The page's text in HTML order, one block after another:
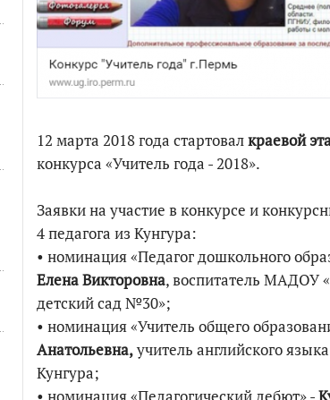
12 марта 2018 года стартовалкраевой
конкурса «Учитель года - 2018».
Заявки на участие в конкурсе и
4 педагога из Кунгура:
• номинация «Педагог дошкольного
Елена Викторовна, воспитатель МАДОУ
детский сад №30»;
• номинация «Учитель общего
Анатольевна,учитель английского
Кунгура;